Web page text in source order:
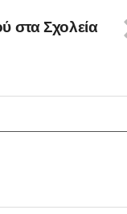
στα Σχολεία